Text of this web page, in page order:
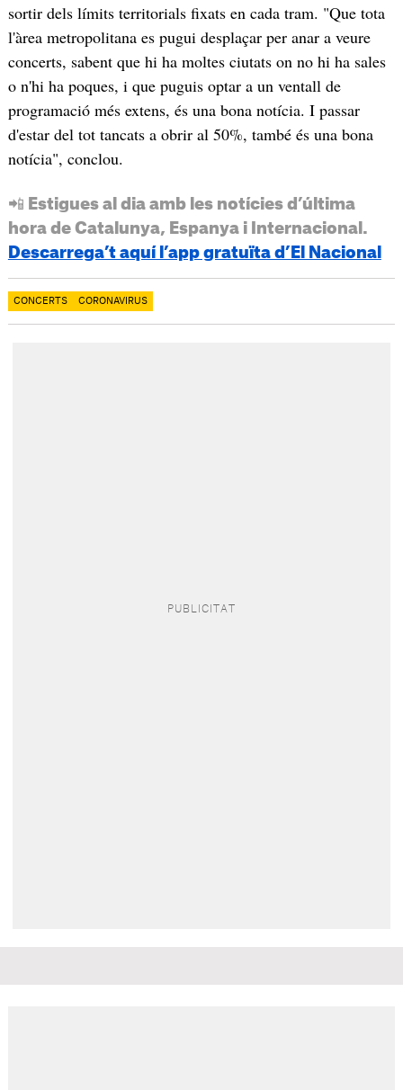
sortir dels límits territorials fixats en cada tram. "Que tota
l'àrea metropolitana es pugui desplaçar per anar a veure
concerts, sabent que hi ha moltes ciutats on no hi ha sales
o n'hi ha poques, i que puguis optar a un ventall de
programació més extens, és una bona notícia. I passar
d'estar del tot tancats a obrir al 50%, també és una bona
notícia", conclou.
📲 Estigues al dia amb les notícies d’última
hora de Catalunya, Espanya i Internacional.
Descarrega’t aquí l’app gratuïta d’El Nacional
CONCERTS CORONAVIRUS